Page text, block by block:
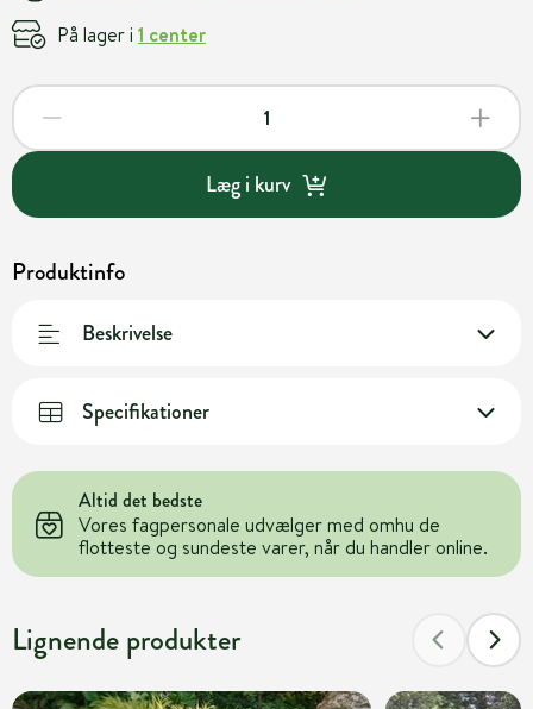
På lager i 1 center
Læg i kurv
Produktinfo
Beskrivelse
Specifikationer
Altid det bedste
Vores fagpersonale udvælger med omhu de
flotteste og sundeste varer, når du handler online.
Lignende produkter